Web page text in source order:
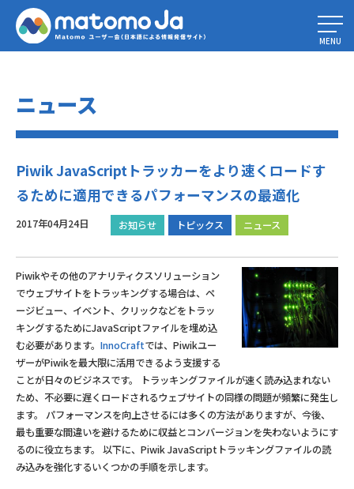
Home»
Piwik JavaScriptトラッカーをより速くロードするために適用でき
るパフォーマンスの最適化
MENU
ニュース
Piwik JavaScriptトラッカーをより速くロードす
るために適用できるパフォーマンスの最適化
2017年04月24日 お知らせ トピックス ニュース
Piwikやその他のアナリティクスソリューション
でウェブサイトをトラッキングする場合は、ペ
ージビュー、イベント、クリックなどをトラッ
キングするためにJavaScriptファイルを埋め込
む必要があります。 InnoCraftでは、Piwikユー
ザーがPiwikを最大限に活用できるよう支援する
ことが日々のビジネスです。 トラッキングファイルが速く読み込まれない
ため、不必要に遅くロードされるウェブサイトの同様の問題が頻繁に発生し
ます。 パフォーマンスを向上させるには多くの方法がありますが、今後、
最も重要な間違いを避けるために収益とコンバージョンを失わないようにす
るのに役立ちます。 以下に、Piwik JavaScriptトラッキングファイルの読
み込みを強化するいくつかの手順を示します。